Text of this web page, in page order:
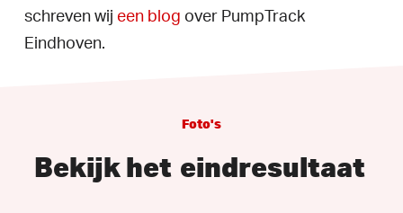
schreven wij een blog over PumpTrack
Eindhoven.
Foto's
Bekijk het eindresultaat